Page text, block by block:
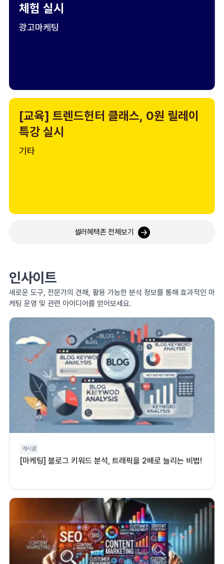
체험 실시
광고마케팅
[교육] 트렌드헌터 클래스, 0원 릴레이
특강 실시
기타
셀러혜택존 전체보기
인사이트
새로운 도구, 전문가의 견해, 활용 가능한 분석 정보를 통해 효과적인 마
케팅 운영 및 관련 아이디어를 얻어보세요.
게시글
[마케팅] 블로그 키워드 분석, 트래픽을 2배로 늘리는 비법!